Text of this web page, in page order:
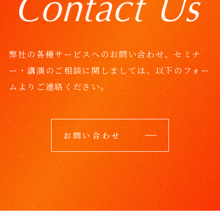
弊社の各種サービスへのお問い合わせ、セミナ
ー・講演のご相談に関しましては、 以下のフォー
ムよりご連絡ください。
お問い合わせ